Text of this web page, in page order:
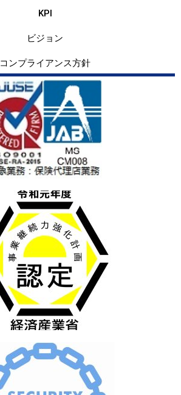
KPI
ビジョン
コンプライアンス方針